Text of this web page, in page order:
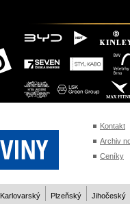
Kontakt
Archiv
Ceníky
Karlovarský Plzeňský Jihočeský